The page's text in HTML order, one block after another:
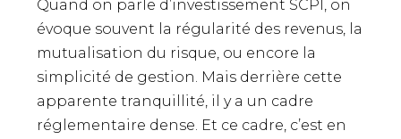
Quand on parle d’investissement SCPI, on
évoque souvent la régularité des revenus, la
mutualisation du risque, ou encore la
simplicité de gestion. Mais derrière cette
apparente tranquillité, il y a un cadre
réglementaire dense. Et ce cadre, c’est en